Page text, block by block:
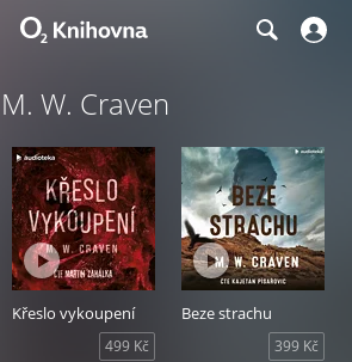
M. W. Craven
Křeslo vykoupení
499 Kč
Beze strachu
399 Kč